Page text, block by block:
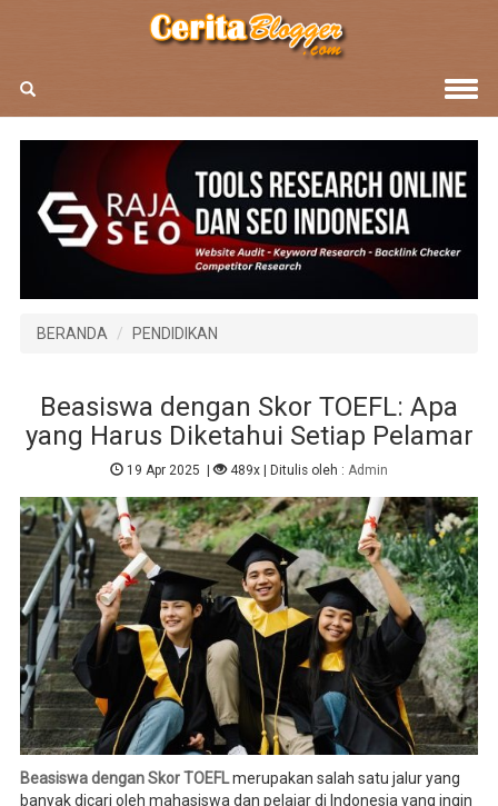
BERANDA PENDIDIKAN
Beasiswa dengan Skor TOEFL: Apa
yang Harus Diketahui Setiap Pelamar
19 Apr 2025 | 489x| Ditulis oleh : Admin
Beasiswa dengan Skor TOEFLmerupakan salah satu jalur yang
banyak dicari oleh mahasiswa dan pelajar di Indonesia yang ingin